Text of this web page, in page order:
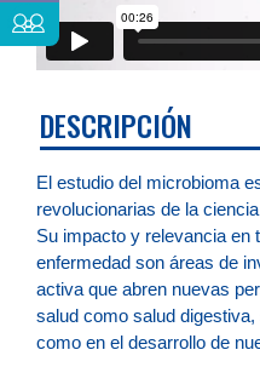
DESCRIPCIÓN
El estudio del microbioma
revolucionarias de la
Su impacto y relevancia en
enfermedad son áreas de
activa que abren nuevas
salud como salud
como en el desarrollo de